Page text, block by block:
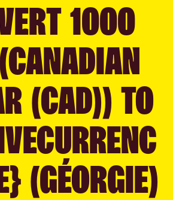
1000
(CAD)) TO
(GÉORGIE)